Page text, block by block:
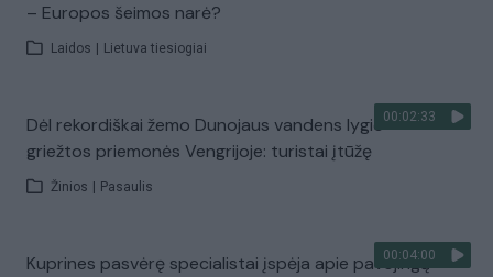
– Europos šeimos narė?
Laidos Lietuva tiesiogiai
00:02:33
Dėl rekordiškai žemo Dunojaus vandens lygio –
griežtos priemonės Vengrijoje: turistai įtūžę
Žinios Pasaulis
00:04:00
Kuprines pasvėrę specialistai įspėja apie pavojingą